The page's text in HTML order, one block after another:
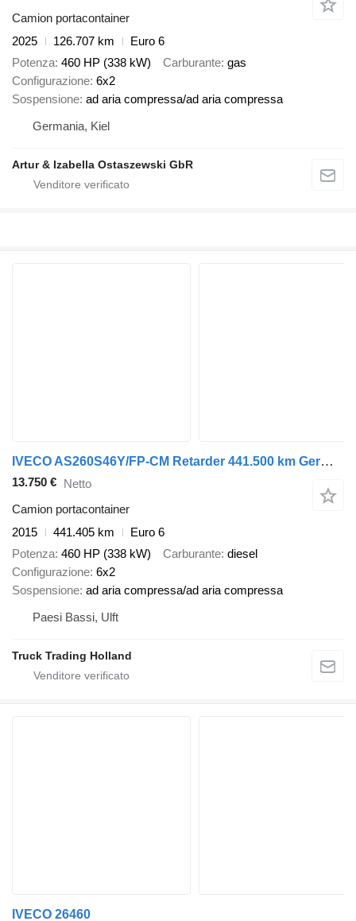
Camion portacontainer
2025
126.707 km
Euro 6
Potenza 460 HP (338 kW) Carburante gas
Configurazione 6x2
Sospensione ad aria compressa/ad aria compressa
Germania, Kiel
Artur & Izabella Ostaszewski GbR
IVECO AS260S46Y/FP-CM Retarder 441.500 km German BDF 6x2
13.750 € Netto
Camion portacontainer
2015
441.405 km
Euro 6
Potenza 460 HP (338 kW) Carburante diesel
Configurazione 6x2
Sospensione ad aria compressa/ad aria compressa
Paesi Bassi, Ulft
Truck Trading Holland
IVECO 26460